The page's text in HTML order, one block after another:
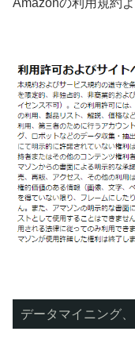
Amazonの利用規約よ
データマイニング